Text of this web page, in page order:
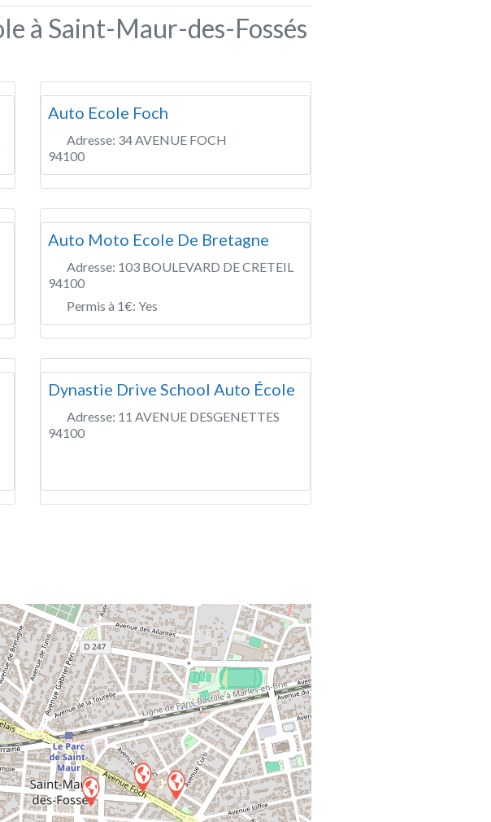
à Saint-Maur-des-Fossés
Auto Ecole Foch
Adresse: 34 AVENUE FOCH
94100
Auto Moto Ecole De Bretagne
Adresse: 103 BOULEVARD DE CRETEIL
94100
Permis à 1€: Yes
Dynastie Drive School Auto École
Adresse: 11 AVENUE DESGENETTES
94100